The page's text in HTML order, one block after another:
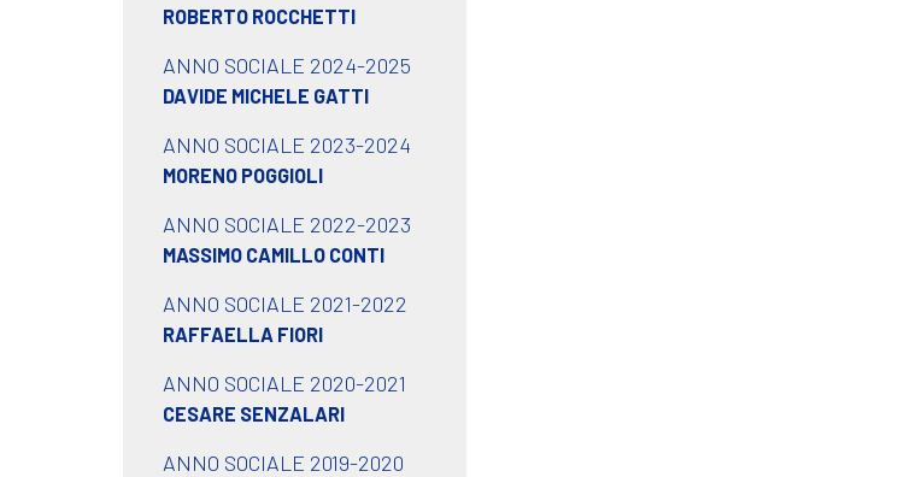
ROBERTO ROCCHETTI
ANNO SOCIALE 2024-2025
DAVIDE MICHELE GATTI
ANNO SOCIALE 2023-2024
MORENO POGGIOLI
ANNO SOCIALE 2022-2023
MASSIMO CAMILLO CONTI
ANNO SOCIALE 2021-2022
RAFFAELLA FIORI
ANNO SOCIALE 2020-2021
CESARE SENZALARI
ANNO SOCIALE 2019-2020